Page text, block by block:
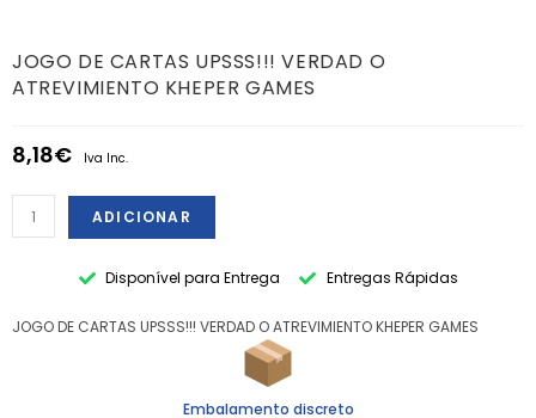
JOGO DE CARTAS UPSSS!!! VERDAD O
ATREVIMIENTO KHEPER GAMES
8,18€ Iva Inc.
ADICIONAR
Disponível para Entrega Entregas Rápidas
JOGO DE CARTAS UPSSS!!! VERDAD O ATREVIMIENTO KHEPER GAMES
Embalamento discreto